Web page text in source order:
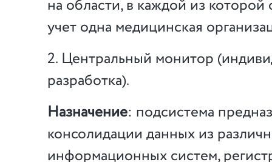
на области, в каждой из которой
учет одна медицинская
2. Центральный монитор
разработка).
Назначение: подсистема
консолидации данных из
информационных систем,